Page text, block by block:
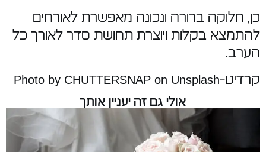
כן, חלוקה ברורה ונכונה מאפשרת לאורחים
להתמצא בקלות ויוצרת תחושת סדר לאורך כל
הערב.
קרדיט-Photo by CHUTTERSNAP on Unsplash
אולי גם זה יעניין אותך